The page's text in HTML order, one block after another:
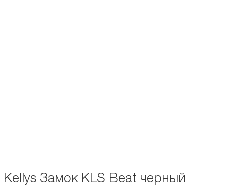
Kellys Замок KLS Beat черный